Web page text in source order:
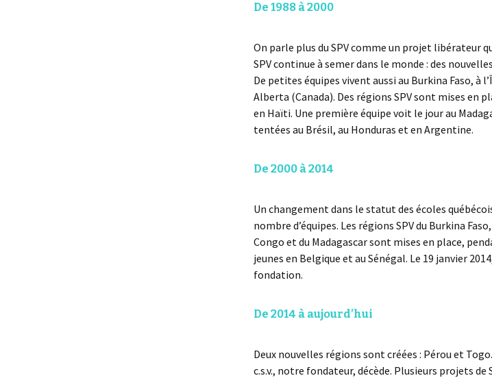
De 1988 à 2000
On parle plus du SPV comme un projet libérateur
SPV continue à semer dans le monde : des
De petites équipes vivent aussi au Burkina Faso, à
Alberta (Canada). Des régions SPV sont mises en
en Haïti. Une première équipe voit le jour au
tentées au Brésil, au Honduras et en Argentine.
De 2000 à 2014
Un changement dans le statut des écoles
nombre d’équipes. Les régions SPV du Burkina
Congo et du Madagascar sont mises en place,
jeunes en Belgique et au Sénégal. Le 19 janvier
fondation.
De 2014 à aujourd’hui
Deux nouvelles régions sont créées : Pérou et
c.s.v., notre fondateur, décède. Plusieurs projets